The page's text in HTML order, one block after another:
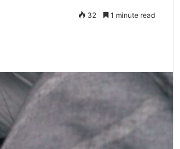
32 1 minute read